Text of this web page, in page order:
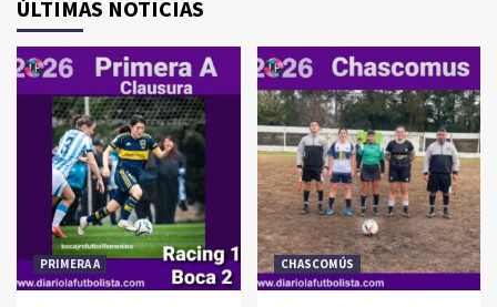
ÚLTIMAS NOTICIAS
PRIMERA A CHASCOMÚS